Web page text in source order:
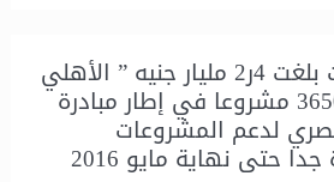
بإجمالي تسهيلات بلغت 4ر2 مليار جنيه ” الأهلي
المصري ” يمول 3650 مشروعا في إطار مبادرة
لدعم المشروعات
حتى نهاية مايو 2016